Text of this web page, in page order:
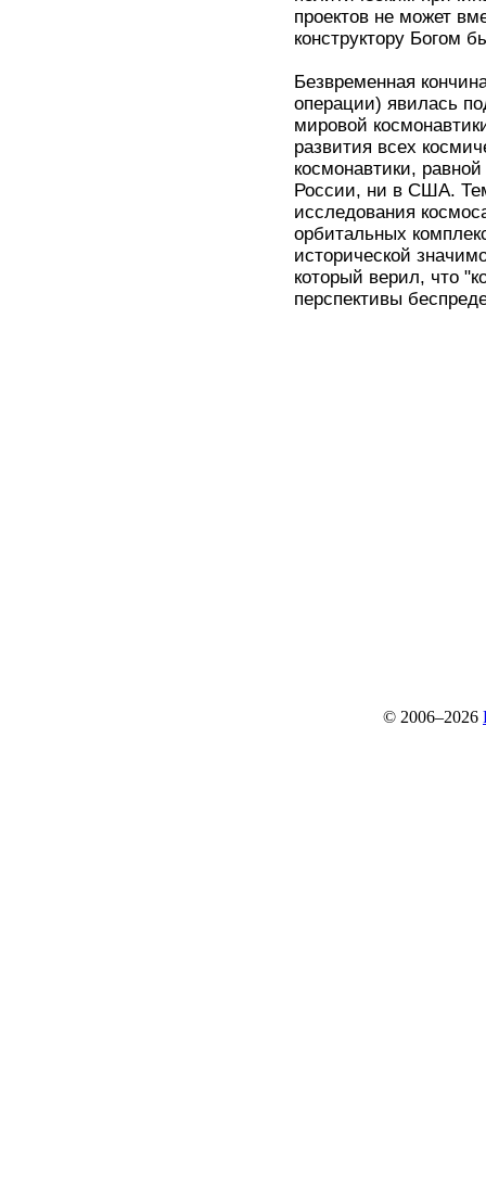
проектов не может
конструктору Богом
Безвременная
операции) явилась
мировой
развития всех
космонавтики,
России, ни в США.
исследования
орбитальных
исторической
который верил, что
перспективы
© 2006–2026